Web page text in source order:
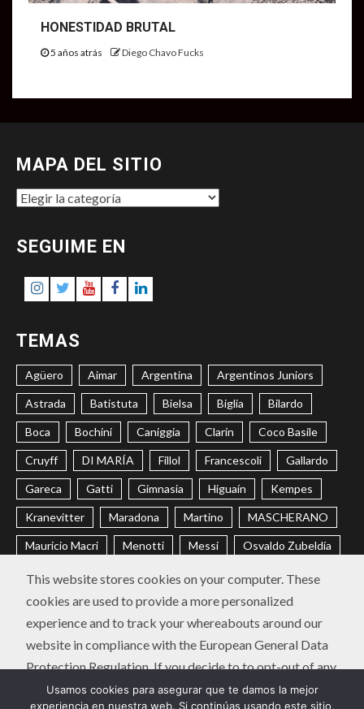
HONESTIDAD BRUTAL
5 años atrás Diego Chavo Fucks
MAPA DEL SITIO
MAPA
SITIO
SEGUIME EN
Instagram
Twitter
Youtube
Facebook
LinkedIn
TEMAS
Agüero Aimar Argentina Argentinos Juniors
Astrada Batistuta Bielsa Biglia Bilardo
Boca Bochini Caniggia Clarín Coco Basile
Cruyff DI MARÍA Fillol Francescoli Gallardo
Gareca Gatti Gimnasia Higuaín Kempes
Kranevitter Maradona Martino MASCHERANO
Mauricio Macri Menotti Messi Osvaldo Zubeldía
Passarella Pochettino Ramón Díaz
Riquelme River Russo Sabella Sampaoli
Selección Argentina Trobbiani Veira Vélez
CONTACTO POLÍTICA DE PRIVACIDAD
Instagram
Twitter
Youtube
Facebook
LinkedIn
Usamos cookies para asegurar que te damos la mejor
experiencia en nuestra web. Si continúas usando este sitio,
This website stores cookies on your computer. These
cookies are used to provide a more personalized
experience and to track your whereabouts around our
website in compliance with the European General Data
Protection Regulation. If you decide to to opt-out of any
future tracking, a cookie will be setup in your browser to